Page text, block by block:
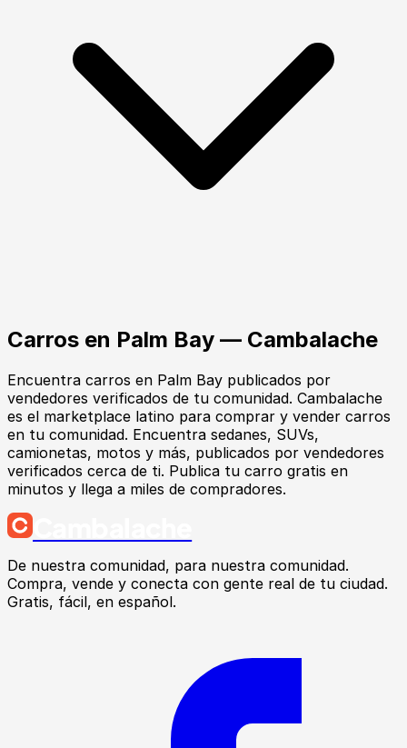
Carros en Palm Bay — Cambalache
Encuentra carros en Palm Bay publicados por
vendedores verificados de tu comunidad. Cambalache
es el marketplace latino para comprar y vender carros
en tu comunidad. Encuentra sedanes, SUVs,
camionetas, motos y más, publicados por vendedores
verificados cerca de ti. Publica tu carro gratis en
minutos y llega a miles de compradores.
De nuestra comunidad, para nuestra comunidad.
Compra, vende y conecta con gente real de tu ciudad.
Gratis, fácil, en español.